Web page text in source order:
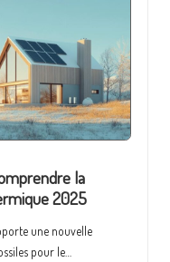
la
2025
une nouvelle
pour le…